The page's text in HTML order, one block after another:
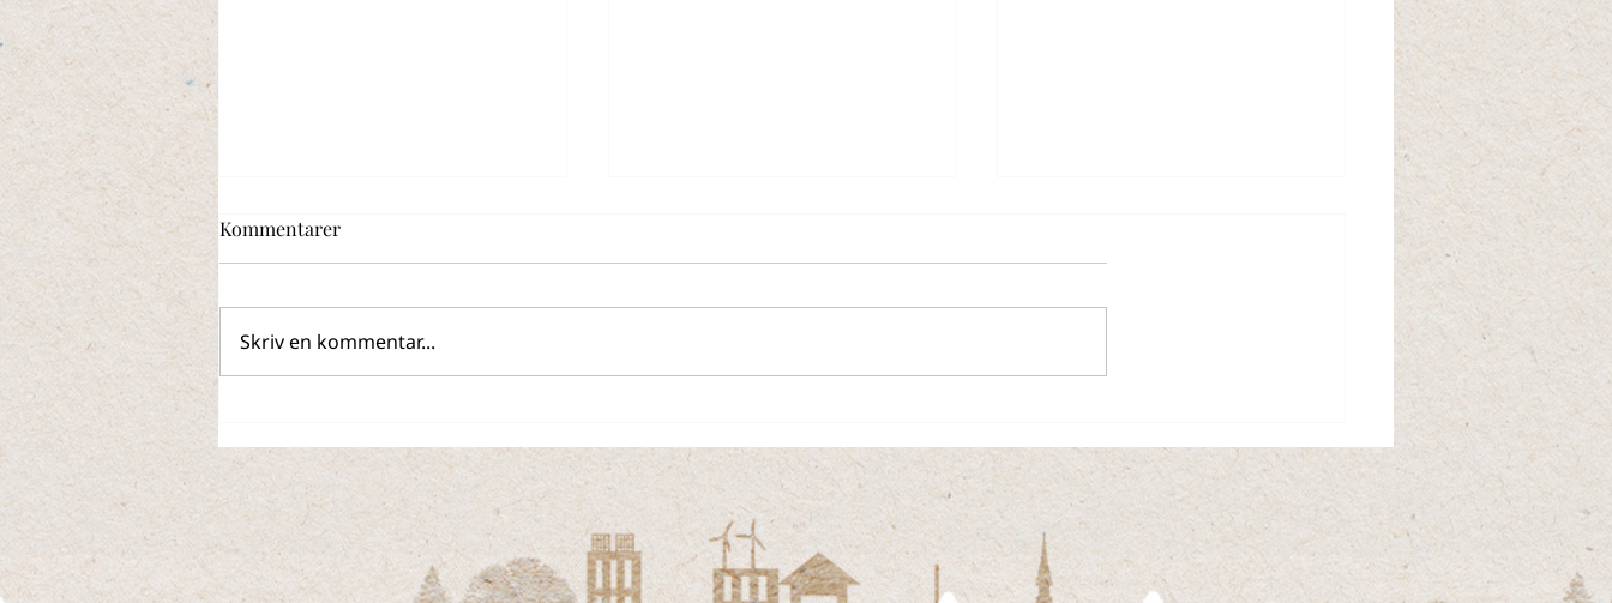
metallskrot i sommar?
invigning och öppet hus av
Lundstams nya anläggning i
Järpen — med kontor, garage
och en modern
tvättanläggning för tunga
fordon.
sommaren
Kommentarer
Skriv en kommentar...